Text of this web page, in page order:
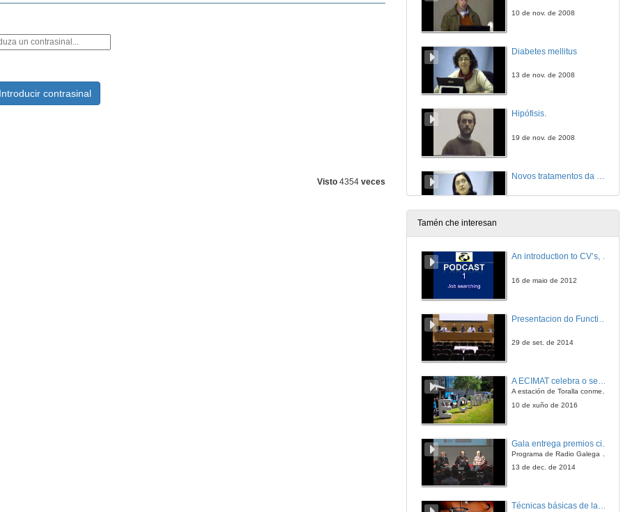
Visto 4354 veces
10 de nov. de 2008
Diabetes mellitus
13 de nov. de 2008
Hipófisis.
19 de nov. de 2008
Educación diabetolóxica.
20 de nov. de 2008
21 de nov. de 2008
21 de nov. de 2008
Tamén che interesan
An introduction to CV’s, letters, and job searching
16 de maio de 2012
29 de set. de 2014
A ECIMAT celebra o seu décimo aniversario
A estación de Toralla conmemora a efeméride asinando un convenio coa Universidad del País Vasco
10 de xuño de 2016
Programa de Radio Galega "Efervescencia"
13 de dec. de 2014
Técnicas básicas de laboratorio aplicadas á bioloxía